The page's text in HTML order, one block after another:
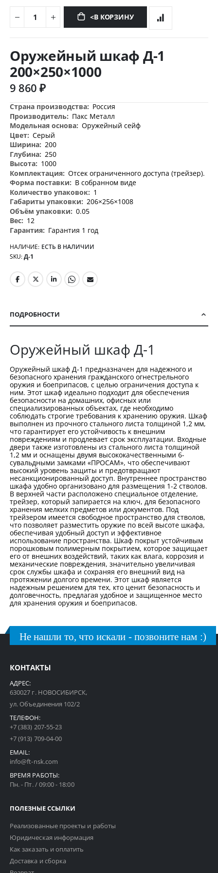
<В КОРЗИНУ
началу
галереи
изображений
Оружейный шкаф Д-1
200×250×1000
9 860 ₽
Дополнительная
информация
Россия
Пакс Металл
Оружейный сейф
Серый
200
250
1000
Отсек ограниченного доступа (трейзер).
В собранном виде
1
206×256×1008
0.05
12
Гарантия 1 год
НАЛИЧИЕ: ЕСТЬ В НАЛИЧИИ
SKU Д-1
ПОДРОБНОСТИ
Оружейный шкаф Д-1
Оружейный шкаф Д-1 предназначен для надежного и
безопасного хранения гражданского огнестрельного
оружия и боеприпасов, с целью ограничения доступа к
ним. Этот шкаф идеально подходит для обеспечения
безопасности на домашних, офисных или
специализированных объектах, где необходимо
соблюдать строгие требования к хранению оружия. Шкаф
выполнен из прочного стального листа толщиной 1,2 мм,
что гарантирует его устойчивость к внешним
повреждениям и продлевает срок эксплуатации. Входные
двери также изготовлены из стального листа толщиной
1,2 мм и оснащены двумя высококачественными 6-
сувальдными замками «ПРОСАМ», что обеспечивают
высокий уровень защиты и предотвращают
несанкционированный доступ. Внутреннее пространство
шкафа удобно организовано для размещения 1-2 стволов.
В верхней части расположено специальное отделение,
трейзер, который запирается на ключ, для безопасного
хранения мелких предметов или документов. Под
трейзером имеется свободное пространство для стволов,
что позволяет разместить оружие по всей высоте шкафа,
обеспечивая удобный доступ и эффективное
использование пространства. Шкаф покрыт устойчивым
порошковым полимерным покрытием, которое защищает
его от внешних воздействий, таких как влага, коррозия и
механические повреждения, значительно увеличивая
срок службы шкафа и сохраняя его внешний вид на
протяжении долгого времени. Этот шкаф является
надежным решением для тех, кто ценит безопасность и
долговечность, предлагая удобное и защищенное место
для хранения оружия и боеприпасов.
Не нашли то, что искали - позвоните нам :)
КОНТАКТЫ
АДРЕС:
630027 г. НОВОСИБИРСК,
ул. Объединения 102/2
ТЕЛЕФОН:
+7 (383) 207-55-23
+7 (913) 709-04-00
EMAIL:
info@ft-nsk.com
ВРЕМЯ РАБОТЫ:
Пн. - Пт. / 09:00 - 18:00
ПОЛЕЗНЫЕ ССЫЛКИ
Реализованные проекты и работы
Юридическая информация
Как заказать и оплатить
Доставка и сборка